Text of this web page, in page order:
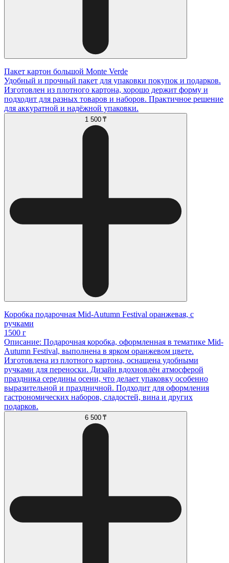
Пакет картон большой Monte Verde
Удобный и прочный пакет для упаковки покупок и подарков.
Изготовлен из плотного картона, хорошо держит форму и
подходит для разных товаров и наборов. Практичное решение
для аккуратной и надёжной упаковки.
1 500 ₸
Коробка подарочная Mid-Autumn Festival оранжевая, с
ручками
1500 г
Описание: Подарочная коробка, оформленная в тематике Mid-
Autumn Festival, выполнена в ярком оранжевом цвете.
Изготовлена из плотного картона, оснащена удобными
ручками для переноски. Дизайн вдохновлён атмосферой
праздника середины осени, что делает упаковку особенно
выразительной и праздничной. Подходит для оформления
гастрономических наборов, сладостей, вина и других
подарков.
6 500 ₸